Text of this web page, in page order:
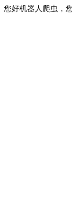
您好机器人爬虫，